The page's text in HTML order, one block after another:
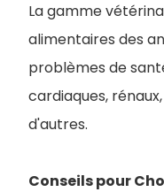
La gamme
alimentaires des
problèmes de
cardiaques,
d'autres.
Conseils pour